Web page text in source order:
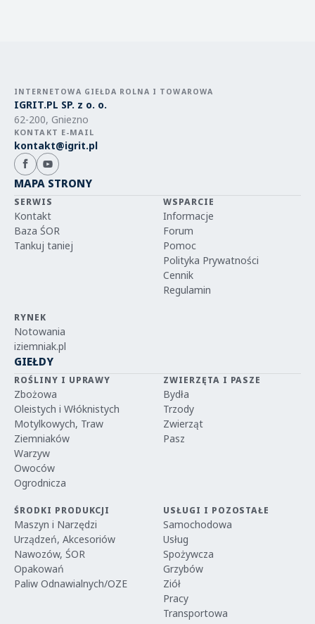
INTERNETOWA GIEŁDA ROLNA I TOWAROWA
IGRIT.PL SP. z o. o.
62-200, Gniezno
KONTAKT E-MAIL
kontakt@igrit.pl
MAPA STRONY
SERWIS
Kontakt
Baza ŚOR
Tankuj taniej
WSPARCIE
Informacje
Forum
Pomoc
Polityka Prywatności
Cennik
Regulamin
RYNEK
Notowania
iziemniak.pl
GIEŁDY
ROŚLINY I UPRAWY
Zbożowa
Oleistych i Włóknistych
Motylkowych, Traw
Ziemniaków
Warzyw
Owoców
Ogrodnicza
ZWIERZĘTA I PASZE
Bydła
Trzody
Zwierząt
Pasz
ŚRODKI PRODUKCJI
Maszyn i Narzędzi
Urządzeń, Akcesoriów
Nawozów, ŚOR
Opakowań
Paliw Odnawialnych/OZE
USŁUGI I POZOSTAŁE
Samochodowa
Usług
Spożywcza
Grzybów
Ziół
Pracy
Transportowa